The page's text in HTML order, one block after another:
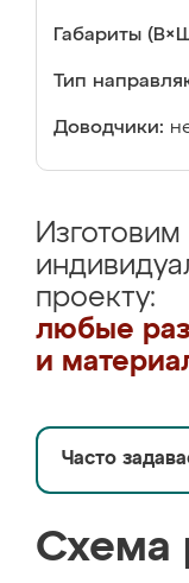
Габариты
Тип
Доводчики:
Изготовим
проекту:
любые
и
Часто
Схема